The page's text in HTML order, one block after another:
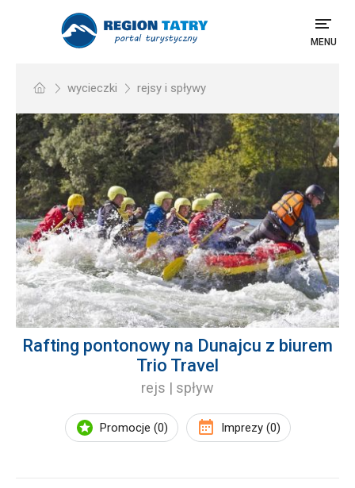
MENU
wycieczki rejsy i spływy
Rafting pontonowy na Dunajcu z biurem
Trio Travel
rejs | spływ
Promocje (0) Imprezy (0)